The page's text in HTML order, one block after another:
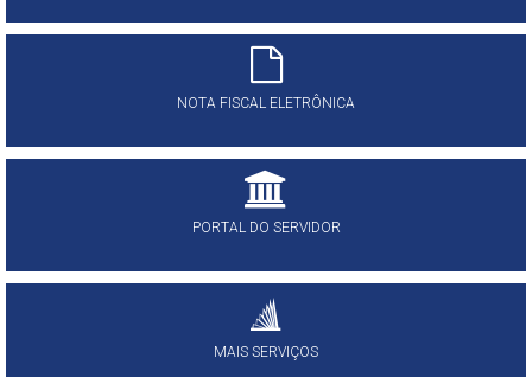
NOTA FISCAL ELETRÔNICA
PORTAL DO SERVIDOR
MAIS SERVIÇOS